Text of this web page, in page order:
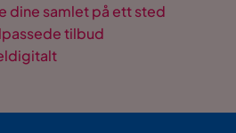
dine samlet på ett sted
tilbud